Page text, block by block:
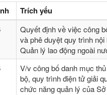
Trích yếu
Quyết định về việc công
và phê duyệt quy trình
Quản lý lao động ngoài
V/v công bố danh mục
bộ, quy trình điện tử giải
chức năng quản lý của